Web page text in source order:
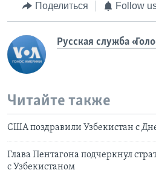
Поделиться Follow
Русская служба
Читайте также
США поздравили Узбекистан с
Глава Пентагона подчеркнул
с Узбекистаном